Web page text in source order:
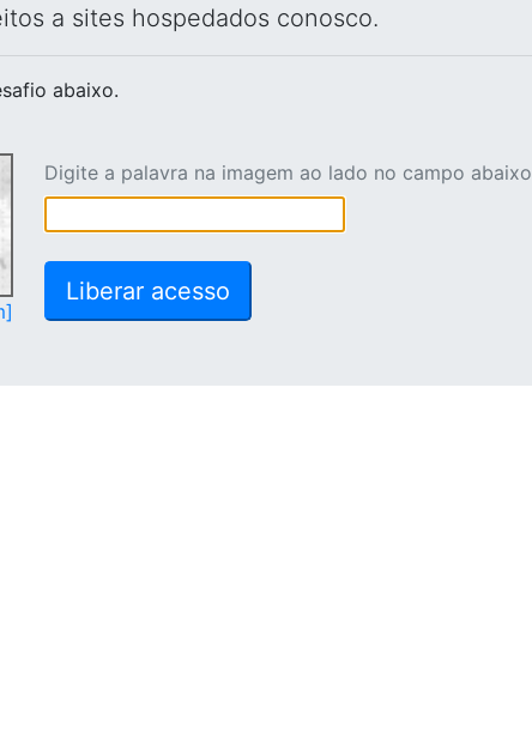
a sites hospedados conosco.
abaixo.
Digite a palavra na imagem ao lado no campo abaixo